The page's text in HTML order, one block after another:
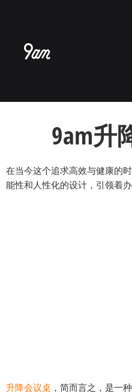
9am升
在当今这个追求高效与健康的
能性和人性化的设计，引领着
升降会议桌 ，简而言之，是一